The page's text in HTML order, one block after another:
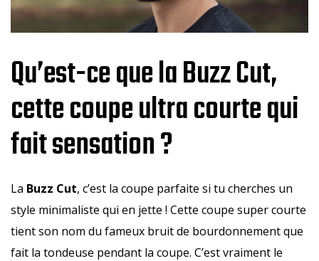
Qu’est-ce que la Buzz Cut,
cette coupe ultra courte qui
fait sensation ?
La Buzz Cut, c’est la coupe parfaite si tu cherches un
style minimaliste qui en jette ! Cette coupe super courte
tient son nom du fameux bruit de bourdonnement que
fait la tondeuse pendant la coupe. C’est vraiment le